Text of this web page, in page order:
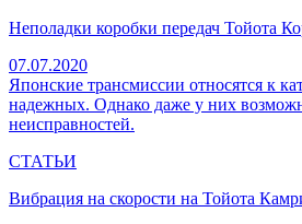
Неполадки коробки передач Тойота
07.07.2020
Японские трансмиссии относятся к
надежных. Однако даже у них
неисправностей.
СТАТЬИ
Вибрация на скорости на Тойота